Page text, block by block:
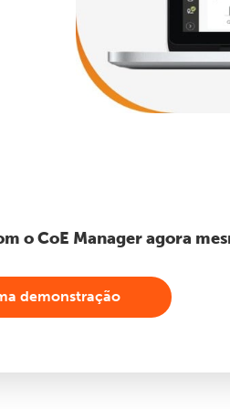
o CoE Manager agora
demonstração